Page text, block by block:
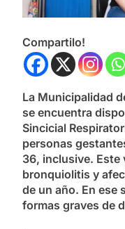
Compartilo!
La Municipalidad
se encuentra
Sincicial
personas
36, inclusive. Este
bronquiolitis y
de un año. En ese
formas graves de